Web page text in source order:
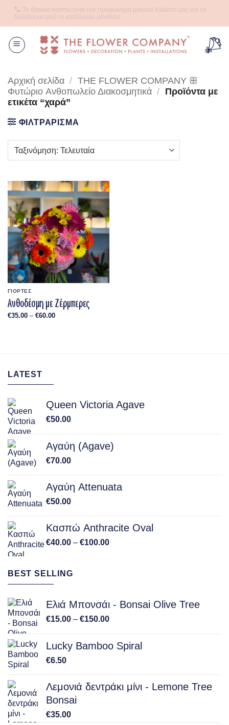
Το ιδανικό κασπώ είναι ένα τηλεφώνημα μακριά! Καλέστε μας για να
διαλέξουμε μαζί το κατάλληλο μέγεθος!
Αρχική σελίδα / THE FLOWER COMPANY ꕥ
Φυτώριο Aνθοπωλείο Διακοσμητικά / Προϊόντα με
ετικέτα “χαρά”
ΦΙΛΤΡΑΡΙΣΜΑ
ΓΙΟΡΤΕΣ
Ανθοδέσμη με Ζέρμπερες
€35.00 – €60.00Price
LATEST
Queen Victoria Agave
€50.00
Αγαύη (Agave)
€70.00
Αγαύη Attenuata
€50.00
Κασπώ Anthracite Oval
€40.00 – €100.00Price
BEST SELLING
Ελιά Μπονσάι - Bonsai Olive Tree
€15.00 – €150.00Price
€15.00
through
Lucky Bamboo Spiral
€6.50
Λεμονιά δεντράκι μίνι - Lemone Tree
Bonsai
€35.00